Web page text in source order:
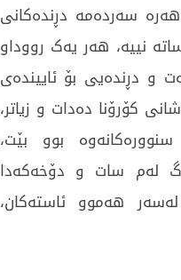
سەردەمە دڕندەکانی
نییە، هەر یەک رووداو
و دڕندەیی بۆ ئاییندەی
کۆرۆنا دەدات و زیاتر،
بوو بێت،
لەم سات و دۆخەکەدا
هەموو ئاستەکان،